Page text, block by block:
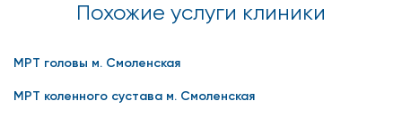
Похожие услуги клиники
МРТ головы м. Смоленская
МРТ коленного сустава м. Смоленская